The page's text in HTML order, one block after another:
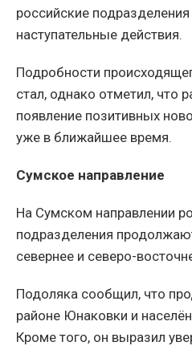
российские
наступательные действия.
Подробности
стал, однако отметил, что
появление позитивных
уже в ближайшее время.
Сумское направление
На Сумском направлении
подразделения
севернее и северо-
Подоляка сообщил, что
районе Юнаковки и
Кроме того, он выразил